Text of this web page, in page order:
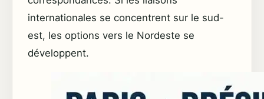
internationales se concentrent sur le sud-
est, les options vers le Nordeste se
développent.